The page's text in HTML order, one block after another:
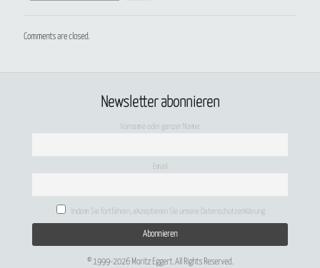
Comments are closed.
Newsletter abonnieren
Vorname oder ganzer Name
Email
Indem Sie fortfahren, akzeptieren Sie unsere Datenschutzerklärung.
© 1999-2026 Moritz Eggert. All Rights Reserved.